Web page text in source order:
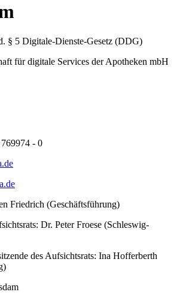
§ 5 Digitale-Dienste-Gesetz (DDG)
für digitale Services der Apotheken mbH
- 0
Friedrich (Geschäftsführung)
Dr. Peter Froese (Schleswig-
des Aufsichtsrats: Ina Hofferberth